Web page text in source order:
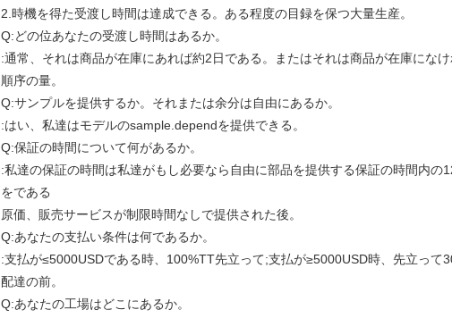
2.時機を得た受渡し時間は達成できる。ある程度の目録を保つ大量生産。
Q:どの位あなたの受渡し時間はあるか。
:通常、それは商品が在庫にあれば約2日である。またはそれは商品が在庫にな
順序の量。
Q:サンプルを提供するか。それまたは余分は自由にあるか。
:はい、私達はモデルのsample.dependを提供できる。
Q:保証の時間について何があるか。
:私達の保証の時間は私達がもし必要なら自由に部品を提供する保証の時間内の
をである
原価、販売サービスが制限時間なしで提供された後。
Q:あなたの支払い条件は何であるか。
:支払が≤5000USDである時、100%TT先立って;支払が≥5000USD時、先立って
配達の前。
Q:あなたの工場はどこにあるか。